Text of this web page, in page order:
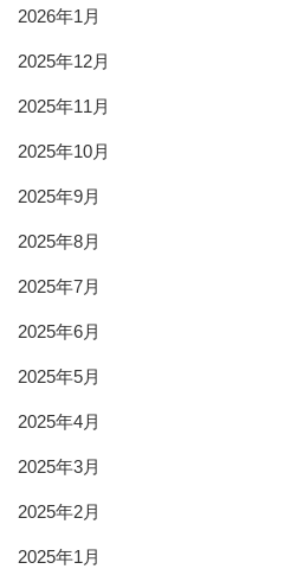
2026年1月
2025年12月
2025年11月
2025年10月
2025年9月
2025年8月
2025年7月
2025年6月
2025年5月
2025年4月
2025年3月
2025年2月
2025年1月